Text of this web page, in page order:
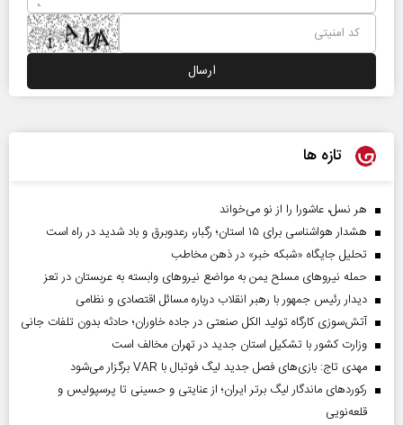
تازه ها
هر نسل، عاشورا را از نو می‌خواند
هشدار هواشناسی برای ۱۵ استان؛ رگبار، رعدوبرق و باد شدید در راه است
تحلیل جایگاه «شبکه خبر» در ذهن مخاطب
حمله نیروهای مسلح یمن به مواضع نیروهای وابسته به عربستان در تعز
دیدار رئیس‌ جمهور با رهبر انقلاب درباره مسائل اقتصادی و نظامی
آتش‌سوزی کارگاه تولید الکل صنعتی در جاده خاوران؛ حادثه بدون تلفات جانی
وزارت کشور با تشکیل استان جدید در تهران مخالف است
مهدی تاج: بازی‌های فصل جدید لیگ فوتبال با VAR برگزار می‌شود
رکورد‌های ماندگار لیگ برتر ایران؛ از عنایتی و حسینی تا پرسپولیس و
قلعه‌نویی